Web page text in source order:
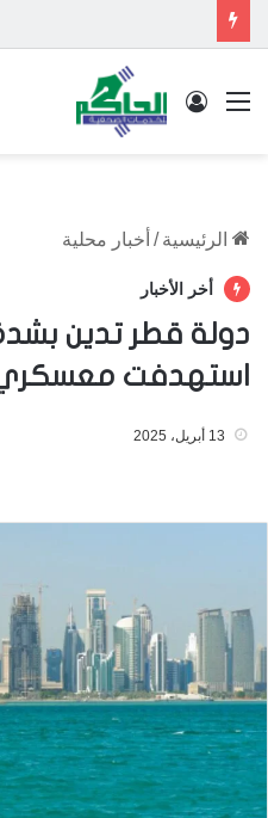
القائمة تسجيل الدخول
الرئيسية / أخبار محلية
أخر الأخبار
دولة قطر تدين
استهدفت
13 أبريل، 2025